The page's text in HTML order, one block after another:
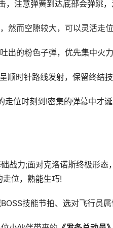
注意弹簧到达底部会弹跳，
而空隙较大，可以灵活走
的粉色子弹，优先集中火
时针路线发射，保留终结
位时刻到!密集的弹幕中才诞
力;面对克洛诺斯终极形态
位，熟能生巧!
技能节拍、选对飞行员属